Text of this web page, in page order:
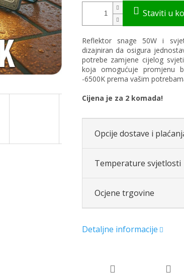
Reflektor snage 50W i
dizajniran da osigura
potrebe zamjene cijelog
koja omogućuje promjenu
-6500K prema vašim
Cijena je za 2 komada!
Opcije dostave i
Temperature svjetlosti
Ocjene trgovine